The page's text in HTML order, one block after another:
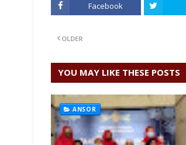
Facebook
OLDER
YOU MAY LIKE THESE POSTS
ANSOR